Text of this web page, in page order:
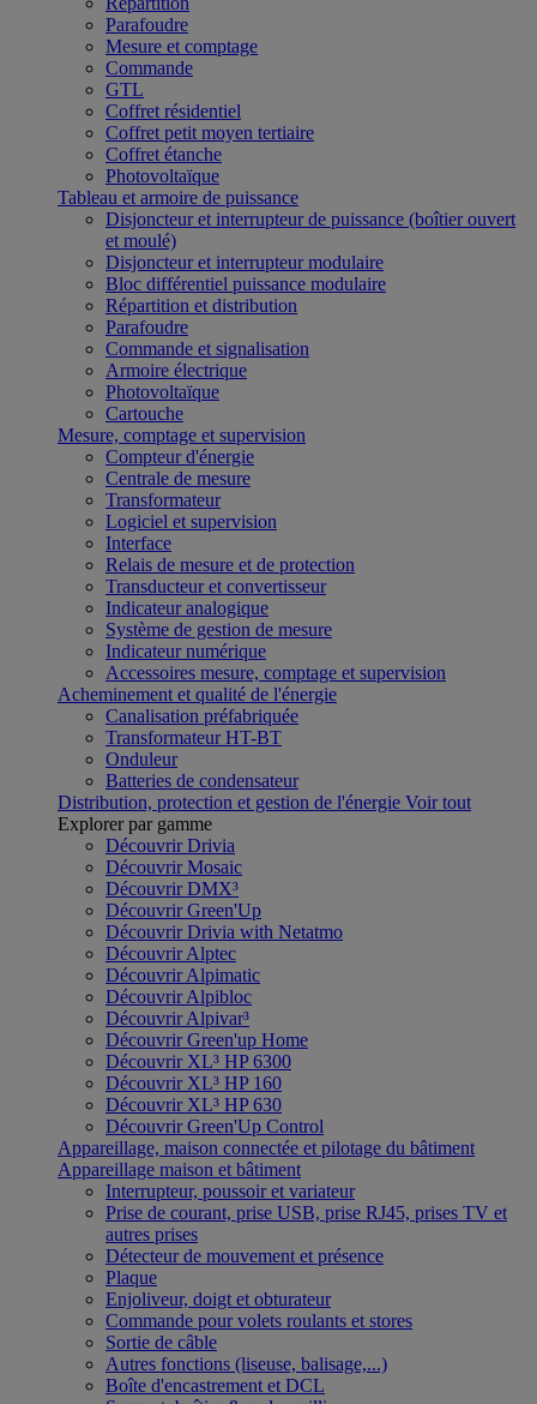
Parafoudre
Mesure et comptage
Commande
GTL
Coffret résidentiel
Coffret petit moyen tertiaire
Coffret étanche
Photovoltaïque
Tableau et armoire de puissance
Disjoncteur et interrupteur de puissance (boîtier ouvert
et moulé)
Disjoncteur et interrupteur modulaire
Bloc différentiel puissance modulaire
Répartition et distribution
Parafoudre
Commande et signalisation
Armoire électrique
Photovoltaïque
Cartouche
Mesure, comptage et supervision
Compteur d'énergie
Centrale de mesure
Transformateur
Logiciel et supervision
Interface
Relais de mesure et de protection
Transducteur et convertisseur
Indicateur analogique
Système de gestion de mesure
Indicateur numérique
Accessoires mesure, comptage et supervision
Acheminement et qualité de l'énergie
Canalisation préfabriquée
Transformateur HT-BT
Onduleur
Batteries de condensateur
Distribution, protection et gestion de l'énergie Voir tout
Explorer par gamme
Découvrir Drivia
Découvrir Mosaic
Découvrir DMX³
Découvrir Green'Up
Découvrir Drivia with Netatmo
Découvrir Alptec
Découvrir Alpimatic
Découvrir Alpibloc
Découvrir Alpivar³
Découvrir Green'up Home
Découvrir XL³ HP 6300
Découvrir XL³ HP 160
Découvrir XL³ HP 630
Découvrir Green'Up Control
Appareillage, maison connectée et pilotage du bâtiment
Appareillage maison et bâtiment
Interrupteur, poussoir et variateur
Prise de courant, prise USB, prise RJ45, prises TV et
autres prises
Détecteur de mouvement et présence
Plaque
Enjoliveur, doigt et obturateur
Commande pour volets roulants et stores
Sortie de câble
Autres fonctions (liseuse, balisage,...)
Boîte d'encastrement et DCL